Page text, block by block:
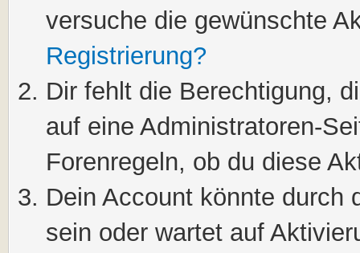
versuche die gewünschte
Registrierung?
Dir fehlt die Berechtigung,
auf eine Administratoren-
Forenregeln, ob du diese
Dein Account könnte durch
sein oder wartet auf